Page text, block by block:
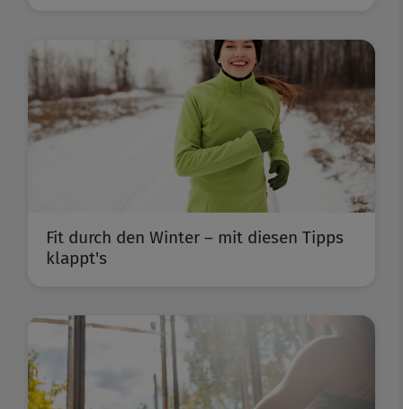
Fit durch den Winter – mit diesen Tipps
klappt's